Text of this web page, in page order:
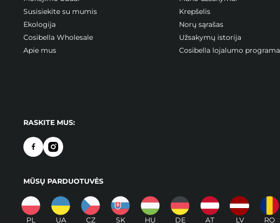
Susisiekite su mumis
Ekologija
Cosibella Wholesale
Apie mus
Krepšelis
Norų sąrašas
Užsakymų istorija
Cosibella lojalumo programa
RASKITE MUS:
MŪSŲ PARDUOTUVĖS
PL UA CZ SK HU DE AT LV RO